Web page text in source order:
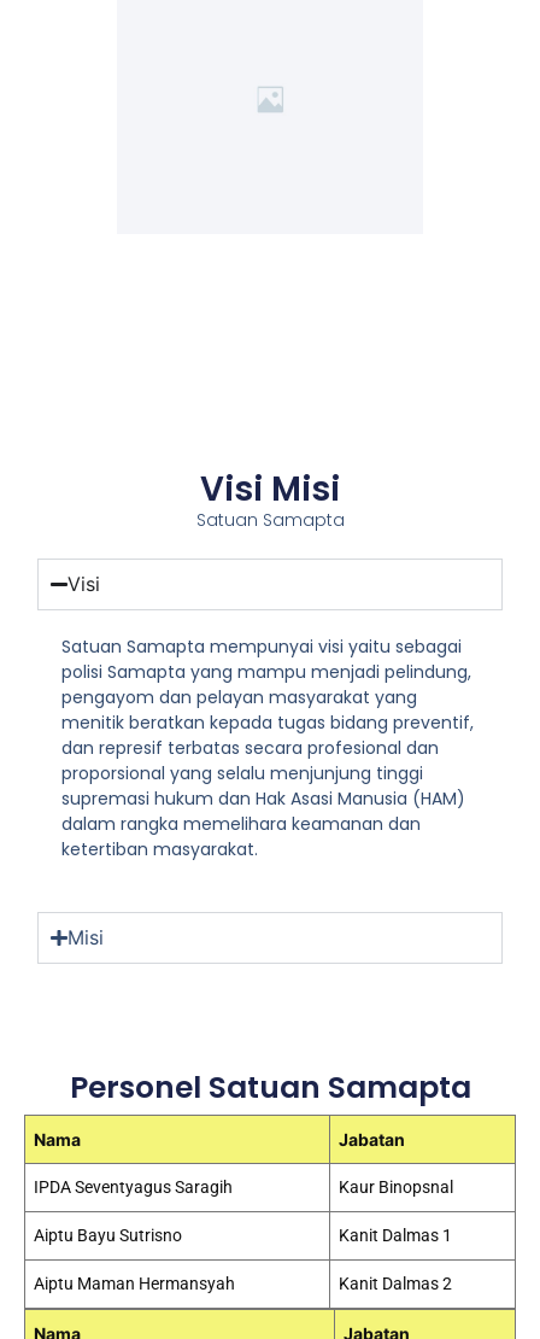
Visi Misi
Satuan Samapta
Visi
Satuan Samapta mempunyai visi yaitu sebagai
polisi Samapta yang mampu menjadi pelindung,
pengayom dan pelayan masyarakat yang
menitik beratkan kepada tugas bidang preventif,
dan represif terbatas secara profesional dan
proporsional yang selalu menjunjung tinggi
supremasi hukum dan Hak Asasi Manusia (HAM)
dalam rangka memelihara keamanan dan
ketertiban masyarakat.
Misi
Personel Satuan Samapta
Nama Jabatan
IPDA Seventyagus Saragih Kaur Binopsnal
Aiptu Bayu Sutrisno Kanit Dalmas 1
Aiptu Maman Hermansyah Kanit Dalmas 2
Nama Jabatan